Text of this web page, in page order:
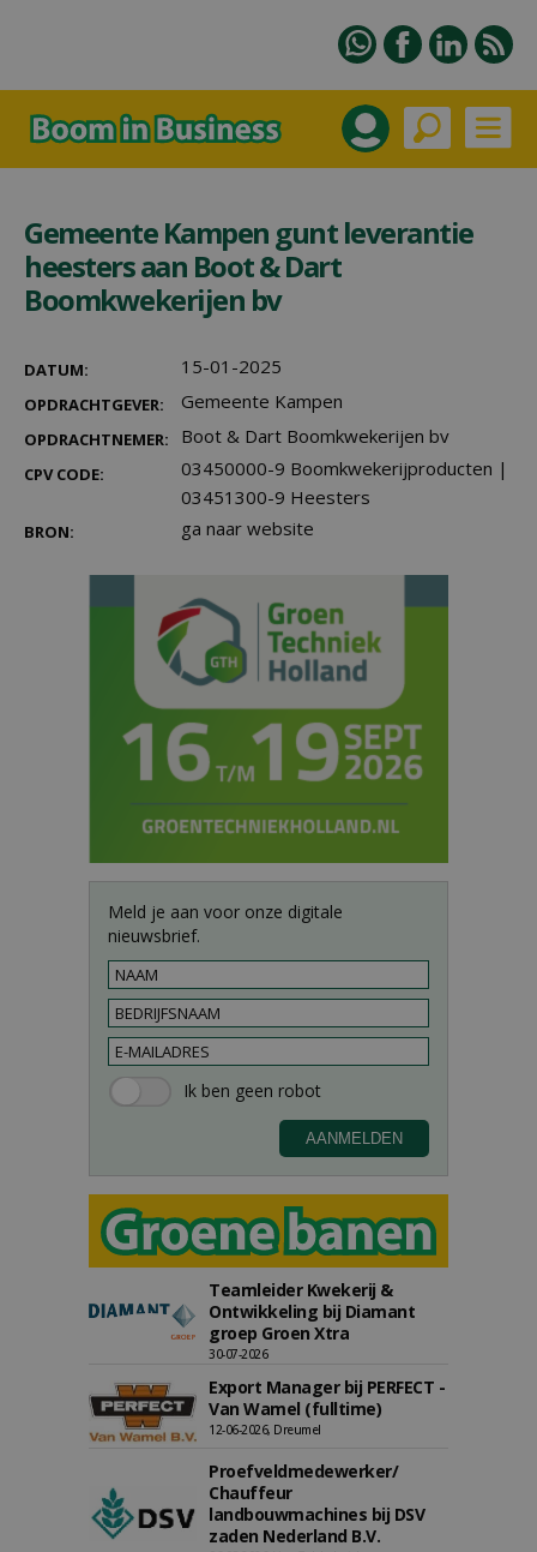
Gemeente Kampen gunt leverantie
heesters aan Boot & Dart
Boomkwekerijen bv
DATUM: 15-01-2025
OPDRACHTGEVER: Gemeente Kampen
OPDRACHTNEMER: Boot & Dart Boomkwekerijen bv
CPV CODE: 03450000-9 Boomkwekerijproducten |
03451300-9 Heesters
BRON: ga naar website
Meld je aan voor onze digitale
nieuwsbrief.
Teamleider Kwekerij &
Ontwikkeling bij Diamant
groep Groen Xtra
30-07-2026
Export Manager bij PERFECT -
Van Wamel (fulltime)
12-06-2026, Dreumel
Proefveldmedewerker/
Chauffeur
landbouwmachines bij DSV
zaden Nederland B.V.